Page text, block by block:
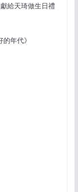
給天琦做生日禮
年代》